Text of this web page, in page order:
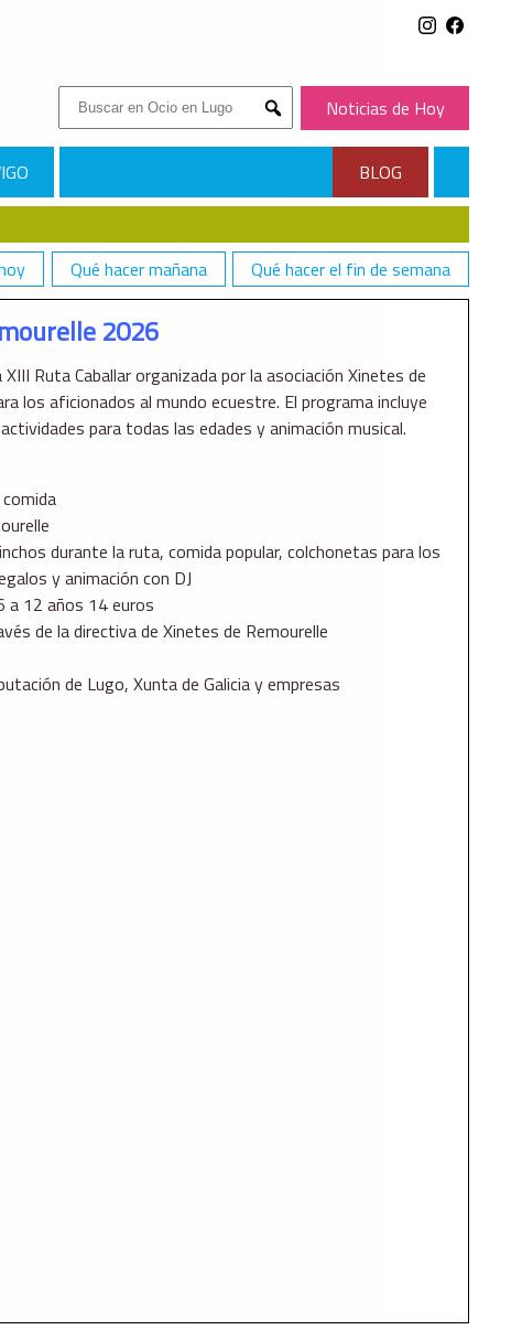
Buscar:
Submit
Noticias de Hoy
BLOG
Qué hacer mañana Qué hacer el fin de semana
2026
Ruta Caballar organizada por la asociación Xinetes de
los aficionados al mundo ecuestre. El programa incluye
para todas las edades y animación musical.
durante la ruta, comida popular, colchonetas para los
y animación con DJ
a 12 años 14 euros
de la directiva de Xinetes de Remourelle
de Lugo, Xunta de Galicia y empresas